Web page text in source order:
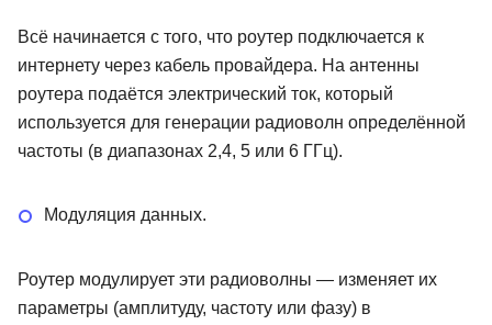
Всё начинается с того, что роутер подключается к
интернету через кабель провайдера. На антенны
роутера подаётся электрический ток, который
используется для генерации радиоволн определённой
частоты (в диапазонах 2,4, 5 или 6 ГГц).
Модуляция данных.
Роутер модулирует эти радиоволны — изменяет их
параметры (амплитуду, частоту или фазу) в